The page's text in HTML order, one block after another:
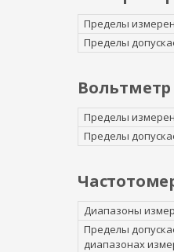
Пределы
Пределы
Вольтметр
Пределы
Пределы
Диапазоны
Пределы
диапазонах